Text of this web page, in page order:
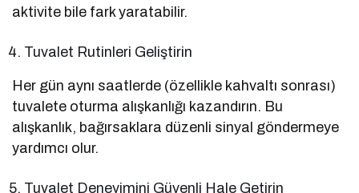
aktivite bile fark yaratabilir.
Tuvalet Rutinleri Geliştirin
Her gün aynı saatlerde (özellikle kahvaltı sonrası)
tuvalete oturma alışkanlığı kazandırın. Bu
alışkanlık, bağırsaklara düzenli sinyal göndermeye
yardımcı olur.
Tuvalet Deneyimini Güvenli Hale Getirin